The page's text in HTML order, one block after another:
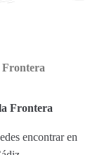
Frontera
Frontera
encontrar en